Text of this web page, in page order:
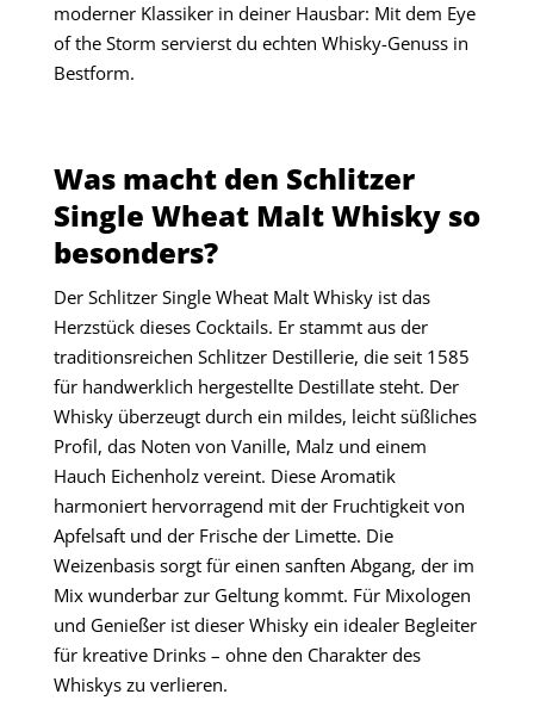
moderner Klassiker in deiner Hausbar: Mit dem Eye
of the Storm servierst du echten Whisky-Genuss in
Bestform.
Was macht den Schlitzer
Single Wheat Malt Whisky so
besonders?
Der Schlitzer Single Wheat Malt Whisky ist das
Herzstück dieses Cocktails. Er stammt aus der
traditionsreichen Schlitzer Destillerie, die seit 1585
für handwerklich hergestellte Destillate steht. Der
Whisky überzeugt durch ein mildes, leicht süßliches
Profil, das Noten von Vanille, Malz und einem
Hauch Eichenholz vereint. Diese Aromatik
harmoniert hervorragend mit der Fruchtigkeit von
Apfelsaft und der Frische der Limette. Die
Weizenbasis sorgt für einen sanften Abgang, der im
Mix wunderbar zur Geltung kommt. Für Mixologen
und Genießer ist dieser Whisky ein idealer Begleiter
für kreative Drinks – ohne den Charakter des
Whiskys zu verlieren.